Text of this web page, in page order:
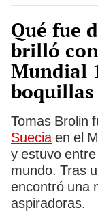
Qué fue
brilló
Mundial
Tomas Brolin
Sueciaen el
y estuvo
mundo. Tras
encontró una
aspiradoras.